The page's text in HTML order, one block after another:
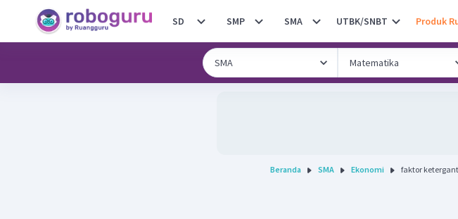
SD SMP SMA UTBK/SNBT Produk
Beranda SMA Ekonomi faktor